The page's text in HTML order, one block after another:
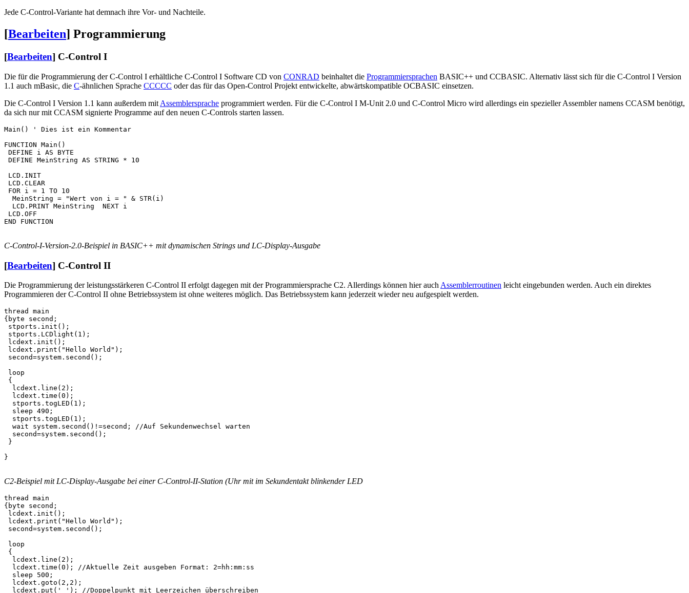
Jede C-Control-Variante hat demnach ihre Vor- und Nachteile.
[Bearbeiten] Programmierung
[Bearbeiten] C-Control I
Die für die Programmierung der C-Control I erhältliche C-Control I Software CD von CONRAD beinhaltet die Programmiersprachen BASIC++ und CCBASIC. Alternativ lässt sich für die C-Control I Version
1.1 auch mBasic, die C-ähnlichen Sprache CCCCC oder das für das Open-Control Projekt entwickelte, abwärtskompatible OCBASIC einsetzen.
Die C-Control I Version 1.1 kann außerdem mit Assemblersprache programmiert werden. Für die C-Control I M-Unit 2.0 und C-Control Micro wird allerdings ein spezieller Assembler namens CCASM benötigt,
da sich nur mit CCASM signierte Programme auf den neuen C-Controls starten lassen.
Main() ' Dies ist ein Kommentar
FUNCTION Main()
DEFINE i AS BYTE
DEFINE MeinString AS STRING * 10
LCD.INIT
LCD.CLEAR
FOR i = 1 TO 10
  MeinString = "Wert von i = " & STR(i)
  LCD.PRINT MeinString  NEXT i
LCD.OFF
C-Control-I-Version-2.0-Beispiel in BASIC++ mit dynamischen Strings und LC-Display-Ausgabe
[Bearbeiten] C-Control II
Die Programmierung der leistungsstärkeren C-Control II erfolgt dagegen mit der Programmiersprache C2. Allerdings können hier auch Assemblerroutinen leicht eingebunden werden. Auch ein direktes
Programmieren der C-Control II ohne Betriebssystem ist ohne weiteres möglich. Das Betriebssystem kann jederzeit wieder neu aufgespielt werden.
thread main
{byte second;
stports.init();
stports.LCDlight(1);
lcdext.init();
lcdext.print("Hello World");
second=system.second();
loop
{
  lcdext.line(2);
  lcdext.time(0);
  stports.togLED(1);
  sleep 490;
  stports.togLED(1);
  wait system.second()!=second; //Auf Sekundenwechsel warten
  second=system.second();
}
C2-Beispiel mit LC-Display-Ausgabe bei einer C-Control-II-Station (Uhr mit im Sekundentakt blinkender LED
thread main
{byte second;
lcdext.init();
lcdext.print("Hello World");
second=system.second();
loop
{
  lcdext.line(2);
  lcdext.time(0); //Aktuelle Zeit ausgeben Format: 2=hh:mm:ss
  sleep 500;
  lcdext.goto(2,2);
  lcdext.put(' '); //Doppelpunkt mit Leerzeichen überschreiben